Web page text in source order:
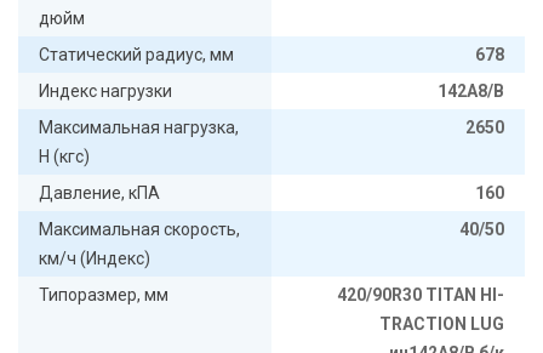
дюйм
Статический радиус, мм
678
Индекс нагрузки
142A8/B
Максимальная нагрузка,
Н (кгс)
2650
Давление, кПА
160
Максимальная скорость,
км/ч (Индекс)
40/50
Типоразмер, мм
420/90R30 TITAN HI-
TRACTION LUG